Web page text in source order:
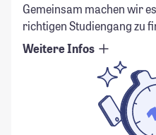
Gemeinsam machen wir
richtigen Studiengang zu
Weitere Infos